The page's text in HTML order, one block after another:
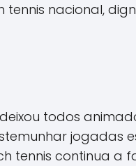
nacional,
todos
jogadas
continua a